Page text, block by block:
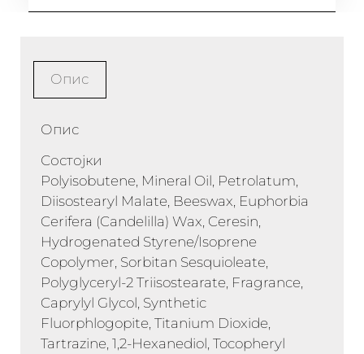
Опис
Опис
Состојки
Polyisobutene, Mineral Oil, Petrolatum,
Diisostearyl Malate, Beeswax, Euphorbia
Cerifera (Candelilla) Wax, Ceresin,
Hydrogenated Styrene/Isoprene
Copolymer, Sorbitan Sesquioleate,
Polyglyceryl-2 Triisostearate, Fragrance,
Caprylyl Glycol, Synthetic
Fluorphlogopite, Titanium Dioxide,
Tartrazine, 1,2-Hexanediol, Tocopheryl